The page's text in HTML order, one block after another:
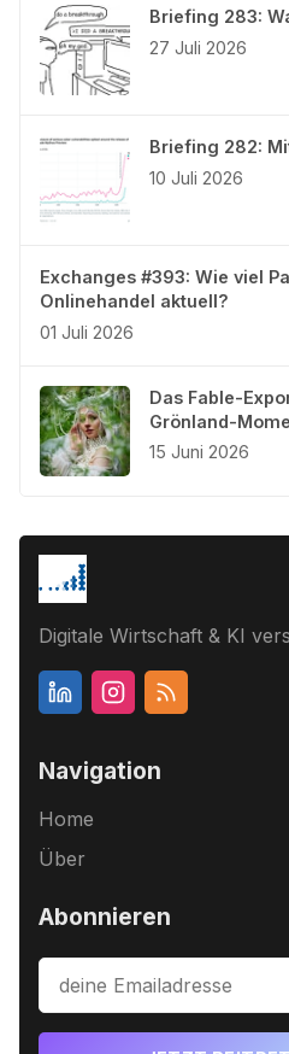
Briefing 283:
27 Juli 2026
Briefing 282:
10 Juli 2026
Exchanges #393: Wie viel
Onlinehandel aktuell?
01 Juli 2026
Das Fable-
Grönland-
15 Juni 2026
Digitale Wirtschaft & KI
Navigation
Home
Über
Abonnieren